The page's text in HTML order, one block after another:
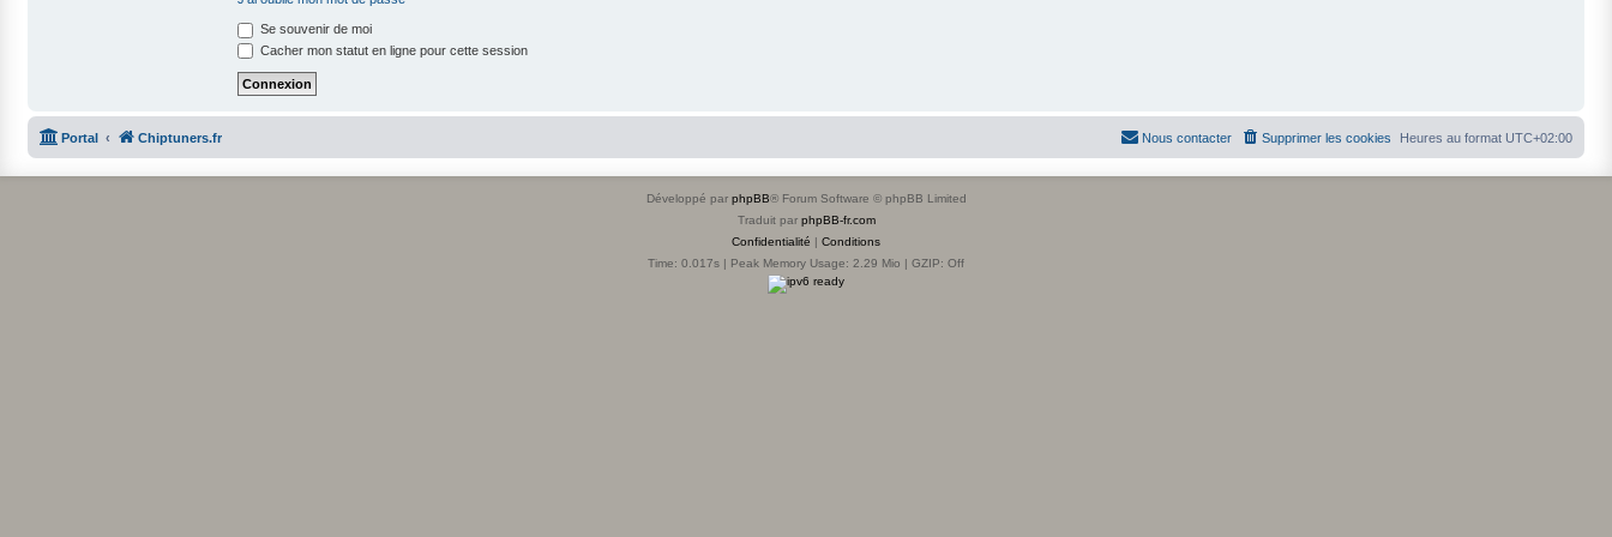
Se souvenir de moi
Cacher mon statut en ligne pour cette session
Portal Chiptuners.fr Heures au format UTC+02:00
Supprimer les cookies
Nous contacter
Développé par phpBB® Forum Software © phpBB Limited
Traduit par phpBB-fr.com
Confidentialité | Conditions
Time: 0.017s | Peak Memory Usage: 2.29 Mio | GZIP: Off